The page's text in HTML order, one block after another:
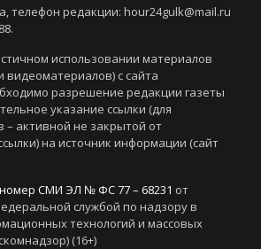
телефон редакции: hour24gulk@mail.ru
использовании материалов
видеоматериалов) с сайта
разрешение редакции газеты
указание ссылки (для
– активной не закрытой от
на источник информации (сайт
СМИ ЭЛ № ФС 77 – 68231 от
службой по надзору в
технологий и массовых
(16+)